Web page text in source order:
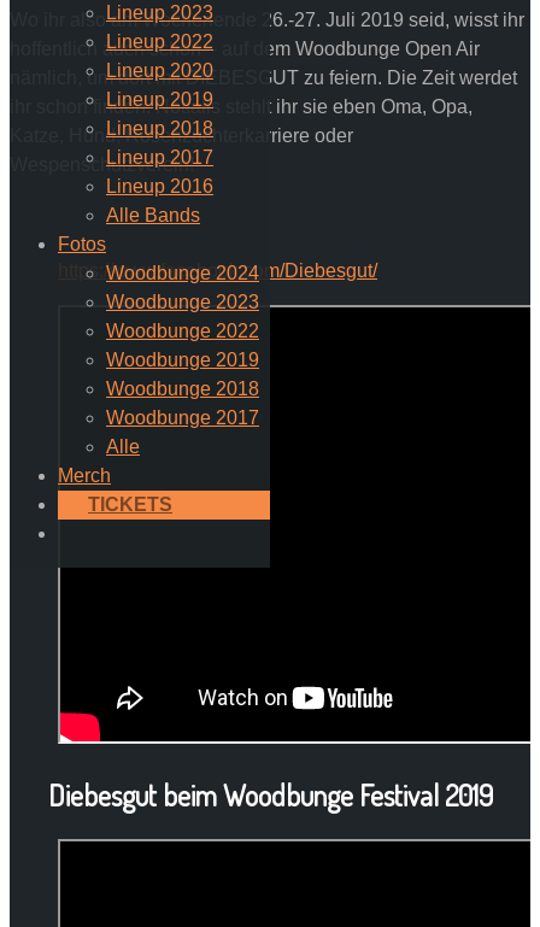
Lineup 2023
Lineup 2022
Lineup 2020
Lineup 2019
Lineup 2018
Lineup 2017
Lineup 2016
Alle Bands
Fotos
Woodbunge 2024
Woodbunge 2023
Woodbunge 2022
Woodbunge 2019
Woodbunge 2018
Woodbunge 2017
Alle
Merch
TICKETS
Wo ihr also am Wochenende 26.-27. Juli 2019 seid, wisst ihr
hoffentlich auch schon – auf dem Woodbunge Open Air
nämlich, um dort mit DIEBESGUT zu feiern. Die Zeit werdet
ihr schon finden. Notfalls stehlt ihr sie eben Oma, Opa,
Katze, Hund, Rosenzüchterkarriere oder
Wespenschutzverein!
https://www.facebook.com/Diebesgut/
Diebesgut beim Woodbunge Festival 2019